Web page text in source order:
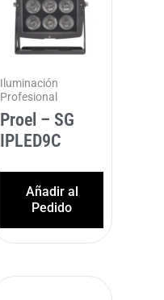
Iluminación
Profesional
Proel – SG
IPLED9C
Añadir al
Pedido